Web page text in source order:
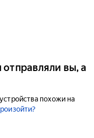
вы, а
похожи на